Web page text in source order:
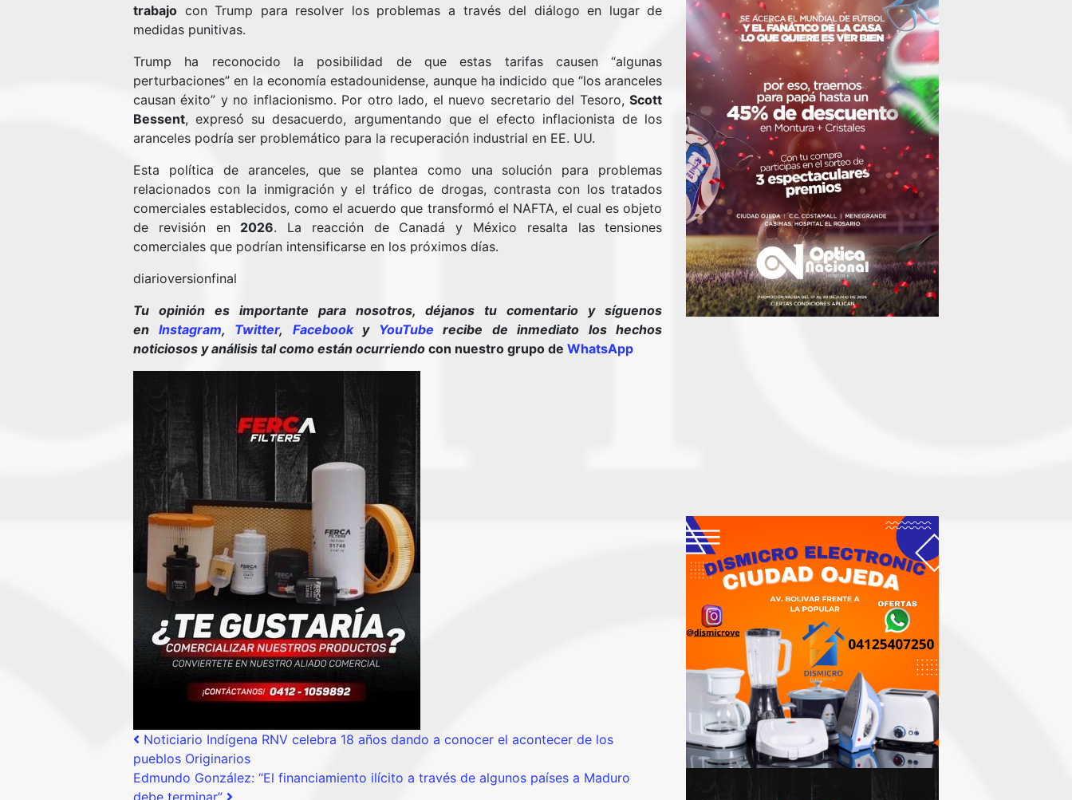
trabajo con Trump para resolver los problemas a través del diálogo en lugar de
medidas punitivas.
Trump ha reconocido la posibilidad de que estas tarifas causen “algunas
perturbaciones” en la economía estadounidense, aunque ha indicido que “los aranceles
causan éxito” y no inflacionismo. Por otro lado, el nuevo secretario del Tesoro,Scott
Bessent, expresó su desacuerdo, argumentando que el efecto inflacionista de los
aranceles podría ser problemático para la recuperación industrial en EE. UU.
Esta política de aranceles, que se plantea como una solución para problemas
relacionados con la inmigración y el tráfico de drogas, contrasta con los tratados
comerciales establecidos, como el acuerdo que transformó el NAFTA, el cual es objeto
de revisión en 2026. La reacción de Canadá y México resalta las tensiones
comerciales que podrían intensificarse en los próximos días.
diarioversionfinal
Tu opinión es importante para nosotros, déjanos tu comentario y síguenos
en Instagram, Twitter, Facebooky YouTube recibe de inmediato los hechos
noticiosos y análisis tal como están ocurriendo con nuestro grupo de WhatsApp
Post navigation
Noticiario Indígena RNV celebra 18 años dando a conocer el acontecer de los
pueblos Originarios
Edmundo González: “El financiamiento ilícito a través de algunos países a Maduro
debe terminar”